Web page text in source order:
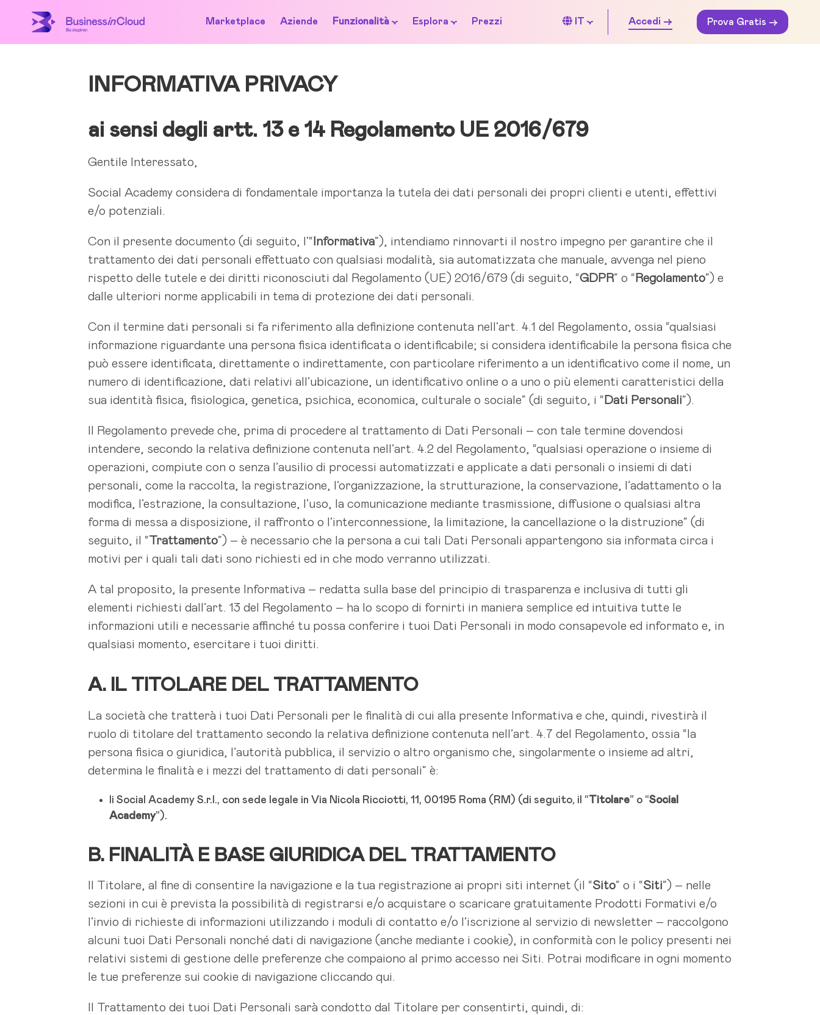
Marketplace Aziende Funzionalità Esplora Prezzi IT Accedi -> Prova Gratis ->
INFORMATIVA PRIVACY
ai sensi degli artt. 13 e 14 Regolamento UE 2016/679
Gentile Interessato,
Social Academy considera di fondamentale importanza la tutela dei dati personali dei propri clienti e utenti, effettivi
e/o potenziali.
Con il presente documento (di seguito, l’“ Informativa”), intendiamo rinnovarti il nostro impegno per garantire che il
trattamento dei dati personali effettuato con qualsiasi modalità, sia automatizzata che manuale, avvenga nel pieno
rispetto delle tutele e dei diritti riconosciuti dal Regolamento (UE) 2016/679 (di seguito, “GDPR” o “ Regolamento”) e
dalle ulteriori norme applicabili in tema di protezione dei dati personali.
Con il termine dati personali si fa riferimento alla definizione contenuta nell’art. 4.1 del Regolamento, ossia “qualsiasi
informazione riguardante una persona fisica identificata o identificabile; si considera identificabile la persona fisica che
può essere identificata, direttamente o indirettamente, con particolare riferimento a un identificativo come il nome, un
numero di identificazione, dati relativi all’ubicazione, un identificativo online o a uno o più elementi caratteristici della
sua identità fisica, fisiologica, genetica, psichica, economica, culturale o sociale” (di seguito, i “ Dati Personali”).
Il Regolamento prevede che, prima di procedere al trattamento di Dati Personali – con tale termine dovendosi
intendere, secondo la relativa definizione contenuta nell’art. 4.2 del Regolamento, “qualsiasi operazione o insieme di
operazioni, compiute con o senza l’ausilio di processi automatizzati e applicate a dati personali o insiemi di dati
personali, come la raccolta, la registrazione, l’organizzazione, la strutturazione, la conservazione, l’adattamento o la
modifica, l’estrazione, la consultazione, l’uso, la comunicazione mediante trasmissione, diffusione o qualsiasi altra
forma di messa a disposizione, il raffronto o l’interconnessione, la limitazione, la cancellazione o la distruzione” (di
seguito, il “Trattamento”) – è necessario che la persona a cui tali Dati Personali appartengono sia informata circa i
motivi per i quali tali dati sono richiesti ed in che modo verranno utilizzati.
A tal proposito, la presente Informativa – redatta sulla base del principio di trasparenza e inclusiva di tutti gli
elementi richiesti dall’art. 13 del Regolamento – ha lo scopo di fornirti in maniera semplice ed intuitiva tutte le
informazioni utili e necessarie affinché tu possa conferire i tuoi Dati Personali in modo consapevole ed informato e, in
qualsiasi momento, esercitare i tuoi diritti.
A. IL TITOLARE DEL TRATTAMENTO
La società che tratterà i tuoi Dati Personali per le finalità di cui alla presente Informativa e che, quindi, rivestirà il
ruolo di titolare del trattamento secondo la relativa definizione contenuta nell’art. 4.7 del Regolamento, ossia “la
persona fisica o giuridica, l’autorità pubblica, il servizio o altro organismo che, singolarmente o insieme ad altri,
determina le finalità e i mezzi del trattamento di dati personali” è:
li Social Academy S.r.l., con sede legale in Via Nicola Ricciotti, 11, 00195 Roma (RM) (di seguito, il “Titolare” o “Social
Academy”).
B. FINALITÀ E BASE GIURIDICA DEL TRATTAMENTO
Il Titolare, al fine di consentire la navigazione e la tua registrazione ai propri siti internet (il “Sito” o i “Siti”) – nelle
sezioni in cui è prevista la possibilità di registrarsi e/o acquistare o scaricare gratuitamente Prodotti Formativi e/o
l’invio di richieste di informazioni utilizzando i moduli di contatto e/o l’iscrizione al servizio di newsletter – raccolgono
alcuni tuoi Dati Personali nonché dati di navigazione (anche mediante i cookie), in conformità con le policy presenti nei
relativi sistemi di gestione delle preferenze che compaiono al primo accesso nei Siti. Potrai modificare in ogni momento
le tue preferenze sui cookie di navigazione cliccando qui.
Il Trattamento dei tuoi Dati Personali sarà condotto dal Titolare per consentirti, quindi, di: